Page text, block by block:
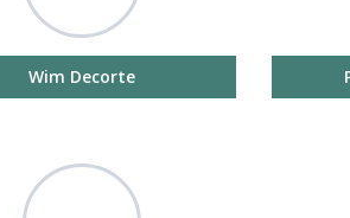
Wim Decorte